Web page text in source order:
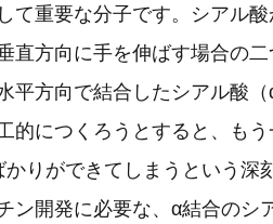
て重要な分子です。シアル
直方向に手を伸ばす場合の
平方向で結合したシアル酸
的につくろうとすると、も
りができてしまうという深
ン開発に必要な、α結合のシ